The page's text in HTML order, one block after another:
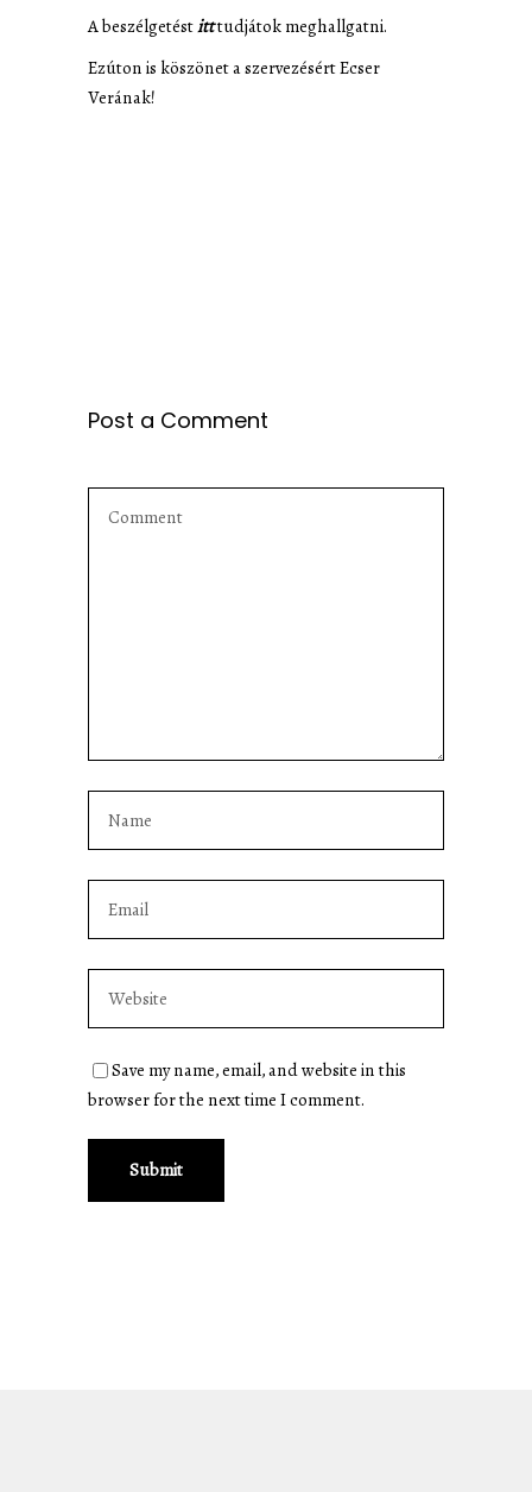
A beszélgetéstitttudjátok meghallgatni.
Ezúton is köszönet a szervezésért Ecser
Verának!
Post a Comment
Save my name, email, and website in this
browser for the next time I comment.
Submit